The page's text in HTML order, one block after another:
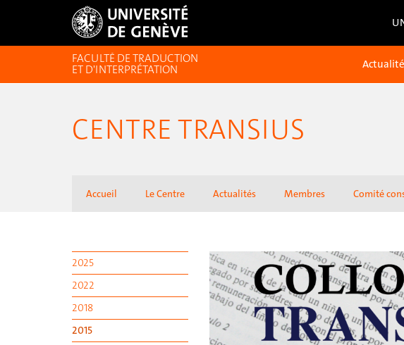
FACULTÉ DE TRADUCTION
ET D'INTERPRÉTATION
CENTRE TRANSIUS
Accueil Le Centre Actualités Membres Comité
2025
2022
2018
2015